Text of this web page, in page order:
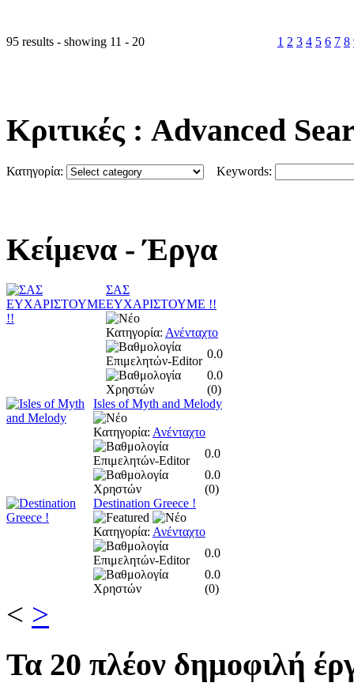
95 results - showing 11 - 20 1 2 3 4 5 6 7 8
Κριτικές : Advanced
Κατηγορία: Keywords:
Κείμενα - Έργα
ΣΑΣ
ΕΥΧΑΡΙΣΤΟΥΜΕ !!
Κατηγορία: Ανένταχτο
0.0
0.0
(0)
Isles of Myth and Melody
Κατηγορία: Ανένταχτο
0.0
0.0
(0)
Destination Greece !
Κατηγορία: Ανένταχτο
0.0
0.0
(0)
< >
Τα 20 πλέον δημοφιλή